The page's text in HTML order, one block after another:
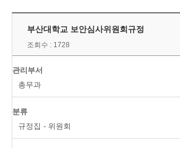
부산대학교 보안심사위원회규정
조회수 : 1728
관리부서
총무과
분류
규정집 - 위원회